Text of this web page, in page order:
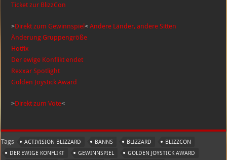
Ticket zur BlizzCon
>Direkt zum Gewinnspiel<Andere Länder, andere Sitten
Änderung Gruppengröße
Hotfix
Der ewige Konflikt endet
Rexxar Spotlight
Golden Joystick Award
>Direkt zum Vote<
Tags ACTIVISION BLIZZARD BANNS BLIZZARD
BLIZZCON
DER EWIGE KONFLIKT
GEWINNSPIEL
GOLDEN JOYSTICK AWARD